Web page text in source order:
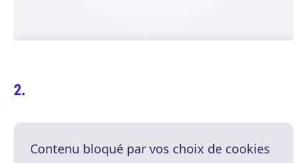
Contenu bloqué par vos choix de cookies